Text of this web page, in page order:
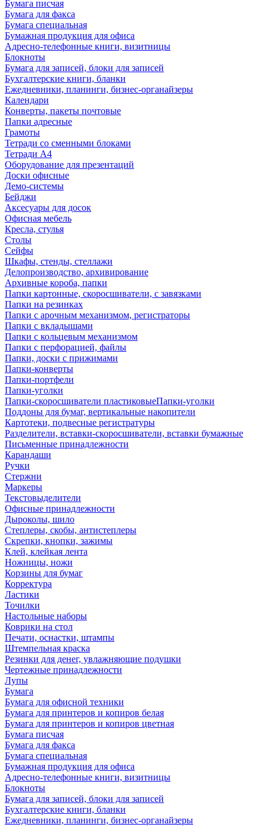
Бумага писчая
Бумага для факса
Бумага специальная
Бумажная продукция для офиса
Адресно-телефонные книги, визитницы
Блокноты
Бумага для записей, блоки для записей
Бухгалтерские книги, бланки
Ежедневники, планинги, бизнес-органайзеры
Календари
Конверты, пакеты почтовые
Папки адресные
Грамоты
Тетради со сменными блоками
Тетради А4
Оборудование для презентаций
Доски офисные
Демо-системы
Бейджи
Аксесуары для досок
Офисная мебель
Кресла, стулья
Столы
Сейфы
Шкафы, стенды, стеллажи
Делопроизводство, архивирование
Архивные короба, папки
Папки картонные, скоросшиватели, с завязками
Папки на резинках
Папки с арочным механизмом, регистраторы
Папки с вкладышами
Папки с кольцевым механизмом
Папки с перфорацией, файлы
Папки, доски с прижимами
Папки-конверты
Папки-портфели
Папки-уголки
Папки-скоросшиватели пластиковыеПапки-уголки
Поддоны для бумаг, вертикальные накопители
Картотеки, подвесные регистратуры
Разделители, вставки-скоросшиватели, вставки бумажные
Письменные принадлежности
Карандаши
Ручки
Стержни
Маркеры
Текстовыделители
Офисные принадлежности
Дыроколы, шило
Степлеры, скобы, антистеплеры
Скрепки, кнопки, зажимы
Клей, клейкая лента
Ножницы, ножи
Корзины для бумаг
Корректура
Ластики
Точилки
Настольные наборы
Коврики на стол
Печати, оснастки, штампы
Штемпельная краска
Резинки для денег, увлажняющие подушки
Чертежные принадлежности
Лупы
Бумага
Бумага для офисной техники
Бумага для принтеров и копиров белая
Бумага для принтеров и копиров цветная
Бумага писчая
Бумага для факса
Бумага специальная
Бумажная продукция для офиса
Адресно-телефонные книги, визитницы
Блокноты
Бумага для записей, блоки для записей
Бухгалтерские книги, бланки
Ежедневники, планинги, бизнес-органайзеры